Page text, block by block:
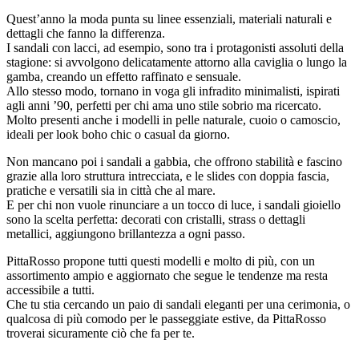
Quest’anno la moda punta su linee essenziali, materiali naturali e
dettagli che fanno la differenza.
I sandali con lacci, ad esempio, sono tra i protagonisti assoluti della
stagione: si avvolgono delicatamente attorno alla caviglia o lungo la
gamba, creando un effetto raffinato e sensuale.
Allo stesso modo, tornano in voga gli infradito minimalisti, ispirati
agli anni ’90, perfetti per chi ama uno stile sobrio ma ricercato.
Molto presenti anche i modelli in pelle naturale, cuoio o camoscio,
ideali per look boho chic o casual da giorno.
Non mancano poi i sandali a gabbia, che offrono stabilità e fascino
grazie alla loro struttura intrecciata, e le slides con doppia fascia,
pratiche e versatili sia in città che al mare.
E per chi non vuole rinunciare a un tocco di luce, i sandali gioiello
sono la scelta perfetta: decorati con cristalli, strass o dettagli
metallici, aggiungono brillantezza a ogni passo.
PittaRosso propone tutti questi modelli e molto di più, con un
assortimento ampio e aggiornato che segue le tendenze ma resta
accessibile a tutti.
Che tu stia cercando un paio di sandali eleganti per una cerimonia, o
qualcosa di più comodo per le passeggiate estive, da PittaRosso
troverai sicuramente ciò che fa per te.